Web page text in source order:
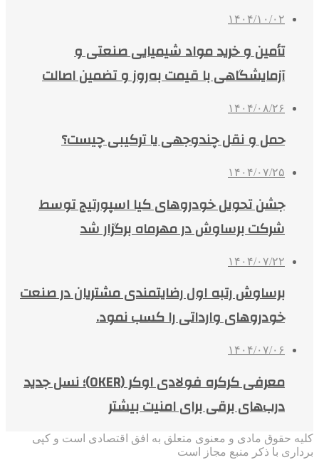
۱۴۰۴/۱۰/۰۲
تأمین و خرید مواد شیمیایی صنعتی و
آزمایشگاهی با قیمت به‌روز و تضمین اصالت
۱۴۰۴/۰۸/۲۶
حمل و نقل چندوجهی یا ترکیبی چیست؟
۱۴۰۴/۰۷/۲۵
جشن تحویل خودروهای کیا اسپورتیج توسط
شرکت برساوش در مهرماه برگزار شد
۱۴۰۴/۰۷/۲۲
برساوش رتبه اول رضایتمندی مشتریان در صنعت
خودروهای وارداتی را کسب نمود.
۱۴۰۴/۰۷/۰۶
معرفی کرکره فولادی اوکر (OKER)؛ نسل جدید
درب‌های برقی برای امنیت بیشتر
کلیه حقوق مادی و معنوی متعلق به افق اقتصادی است و کپی
برداری با ذکر منبع مجاز است